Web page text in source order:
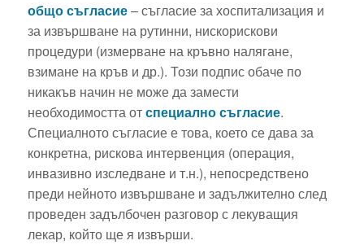
общо съгласие– съгласие за хоспитализация и
за извършване на рутинни, нискорискови
процедури (измерване на кръвно налягане,
взимане на кръв и др.). Този подпис обаче по
никакъв начин не може да замести
необходимостта отспециално съгласие.
Специалното съгласие е това, което се дава за
конкретна, рискова интервенция (операция,
инвазивно изследване и т.н.), непосредствено
преди нейното извършване и задължително след
проведен задълбочен разговор с лекуващия
лекар, който ще я извърши.